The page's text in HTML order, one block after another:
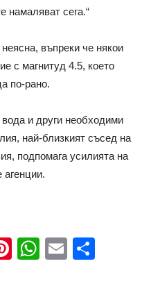
намаляват сега.“
въпреки че някои
с магнитуд 4.5, което
по-рано.
и други необходими
най-близкият съсед на
подпомага усилията на
агенции.
Pinterest
WhatsApp
Email